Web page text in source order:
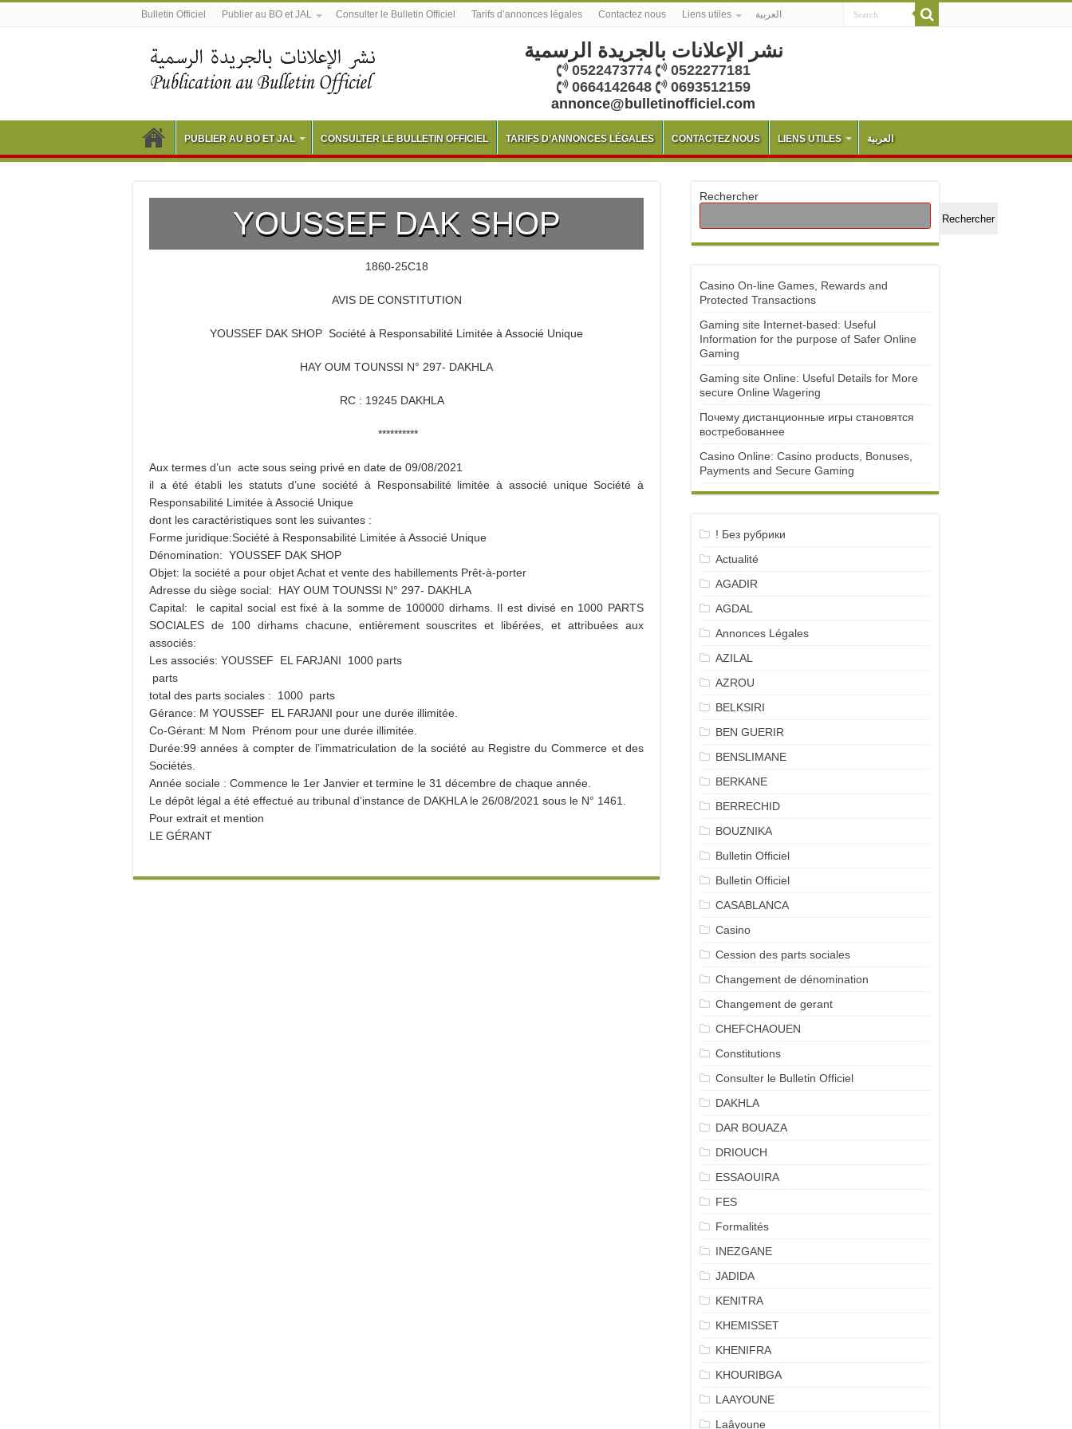
Bulletin Officiel Publier au BO et JAL Consulter le Bulletin Officiel Tarifs d’annonces légales Contactez nous Liens utiles العربية
نشر الإعلانات بالجريدة الرسمية
0522473774
0522277181
0664142648
0693512159
annonce@bulletinofficiel.com
PUBLIER AU BO ET JAL CONSULTER LE BULLETIN OFFICIEL TARIFS D’ANNONCES LÉGALES CONTACTEZ NOUS LIENS UTILES العربية
YOUSSEF DAK SHOP
1860-25C18
AVIS DE CONSTITUTION
YOUSSEF DAK SHOP Société à Responsabilité Limitée à Associé Unique
HAY OUM TOUNSSI N° 297- DAKHLA
RC : 19245 DAKHLA
**********
Aux termes d’un acte sous seing privé en date de 09/08/2021
il a été établi les statuts d’une société à Responsabilité limitée à associé unique Société à
Responsabilité Limitée à Associé Unique
dont les caractéristiques sont les suivantes :
Forme juridique:Société à Responsabilité Limitée à Associé Unique
Dénomination: YOUSSEF DAK SHOP
Objet: la société a pour objet Achat et vente des habillements Prêt-à-porter
Adresse du siège social: HAY OUM TOUNSSI N° 297- DAKHLA
Capital: le capital social est fixé à la somme de 100000 dirhams. Il est divisé en 1000 PARTS
SOCIALES de 100 dirhams chacune, entièrement souscrites et libérées, et attribuées aux
associés:
Les associés: YOUSSEF EL FARJANI 1000 parts
parts
total des parts sociales : 1000 parts
Gérance: M YOUSSEF EL FARJANI pour une durée illimitée.
Co-Gérant: M Nom Prénom pour une durée illimitée.
Durée:99 années à compter de l’immatriculation de la société au Registre du Commerce et des
Sociétés.
Année sociale : Commence le 1er Janvier et termine le 31 décembre de chaque année.
Le dépôt légal a été effectué au tribunal d’instance de DAKHLA le 26/08/2021 sous le N° 1461.
Pour extrait et mention
LE GÉRANT
Rechercher
Rechercher
Casino On-line Games, Rewards and
Protected Transactions
Gaming site Internet-based: Useful
Information for the purpose of Safer Online
Gaming
Gaming site Online: Useful Details for More
secure Online Wagering
Почему дистанционные игры становятся
востребованнее
Casino Online: Casino products, Bonuses,
Payments and Secure Gaming
! Без рубрики
Actualité
AGADIR
AGDAL
Annonces Légales
AZILAL
AZROU
BELKSIRI
BEN GUERIR
BENSLIMANE
BERKANE
BERRECHID
BOUZNIKA
Bulletin Officiel
Bulletin Officiel
CASABLANCA
Casino
Cession des parts sociales
Changement de dénomination
Changement de gerant
CHEFCHAOUEN
Constitutions
Consulter le Bulletin Officiel
DAKHLA
DAR BOUAZA
DRIOUCH
ESSAOUIRA
FES
Formalités
INEZGANE
JADIDA
KENITRA
KHEMISSET
KHENIFRA
KHOURIBGA
LAAYOUNE
Laâyoune